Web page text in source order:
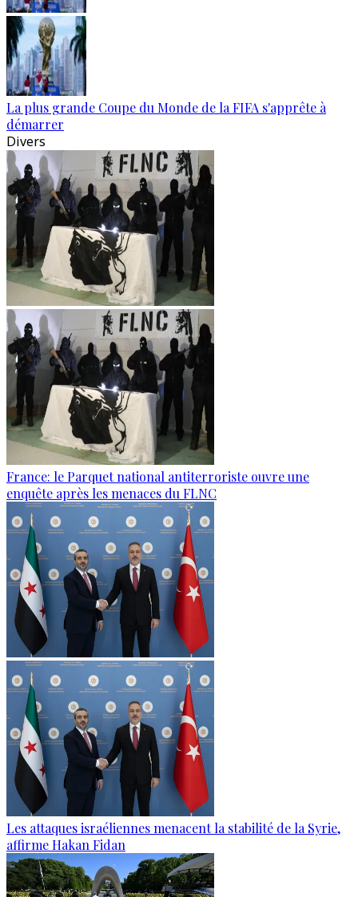
La plus grande Coupe du Monde de la FIFA s'apprête à
démarrer
Divers
France: le Parquet national antiterroriste ouvre une
enquête après les menaces du FLNC
Les attaques israéliennes menacent la stabilité de la Syrie,
affirme Hakan Fidan